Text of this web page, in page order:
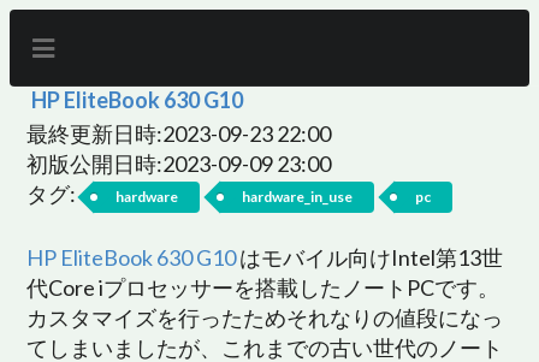
HP EliteBook 630 G10
最終更新日時:2023-09-23 22:00
初版公開日時:2023-09-09 23:00
タグ:
hardware hardware_in_use pc
HP EliteBook 630 G10はモバイル向けIntel第13世
代Core iプロセッサーを搭載したノートPCです。
カスタマイズを行ったためそれなりの値段になっ
てしまいましたが、これまでの古い世代のノート